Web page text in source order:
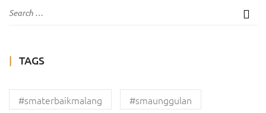
TAGS
#smaterbaikmalang
#smaunggulan